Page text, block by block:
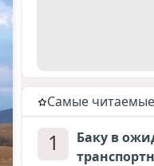
Cамые читаемые
1
Баку в